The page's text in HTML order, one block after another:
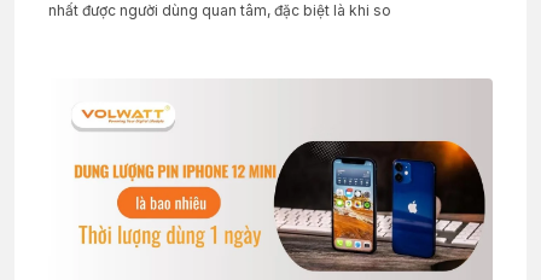
nhất được người dùng quan tâm, đặc biệt là khi so